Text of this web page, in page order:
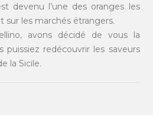
devenu l’une des oranges les
sur les marchés étrangers.
avons décidé de vous la
puissiez redécouvrir les saveurs
la Sicile.